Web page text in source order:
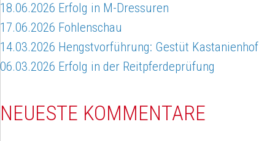
18.06.2026 Erfolg in M-Dressuren
17.06.2026 Fohlenschau
14.03.2026 Hengstvorführung: Gestüt Kastanienhof
06.03.2026 Erfolg in der Reitpferdeprüfung
NEUESTE KOMMENTARE